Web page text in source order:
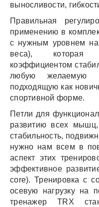
выносливости,
Правильная
применению в
с нужным уровнем
веса), которая
коэффициентом
любую желаемую
подходящую как
спортивной форме.
Петли для
развитию всех
стабильность,
нужно нам всем в
аспект этих
эффективное
core). Тренировка с
осевую нагрузку на
тренажер TRX